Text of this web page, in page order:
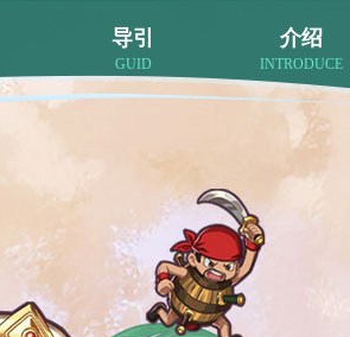
导引
GUID
介绍
INTRODUCE